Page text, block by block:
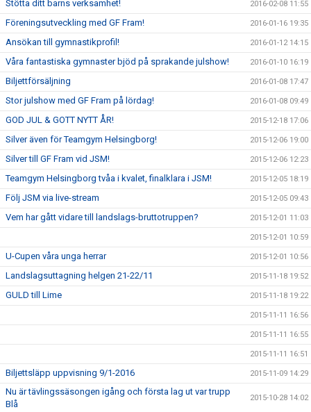
Stötta ditt barns verksamhet! 2016-02-08 11:55
Föreningsutveckling med GF Fram! 2016-01-16 19:35
Ansökan till gymnastikprofil! 2016-01-12 14:15
Våra fantastiska gymnaster bjöd på sprakande julshow! 2016-01-10 16:19
Biljettförsäljning 2016-01-08 17:47
Stor julshow med GF Fram på lördag! 2016-01-08 09:49
GOD JUL & GOTT NYTT ÅR! 2015-12-18 17:06
Silver även för Teamgym Helsingborg! 2015-12-06 19:00
Silver till GF Fram vid JSM! 2015-12-06 12:23
Teamgym Helsingborg tvåa i kvalet, finalklara i JSM! 2015-12-05 18:19
Följ JSM via live-stream 2015-12-05 09:43
Vem har gått vidare till landslags-bruttotruppen? 2015-12-01 11:03
2015-12-01 10:59
U-Cupen våra unga herrar 2015-12-01 10:56
Landslagsuttagning helgen 21-22/11 2015-11-18 19:52
GULD till Lime 2015-11-18 19:22
2015-11-11 16:56
2015-11-11 16:55
2015-11-11 16:51
Biljettsläpp uppvisning 9/1-2016 2015-11-09 14:29
Nu är tävlingssäsongen igång och första lag ut var trupp
Blå
2015-10-28 14:02